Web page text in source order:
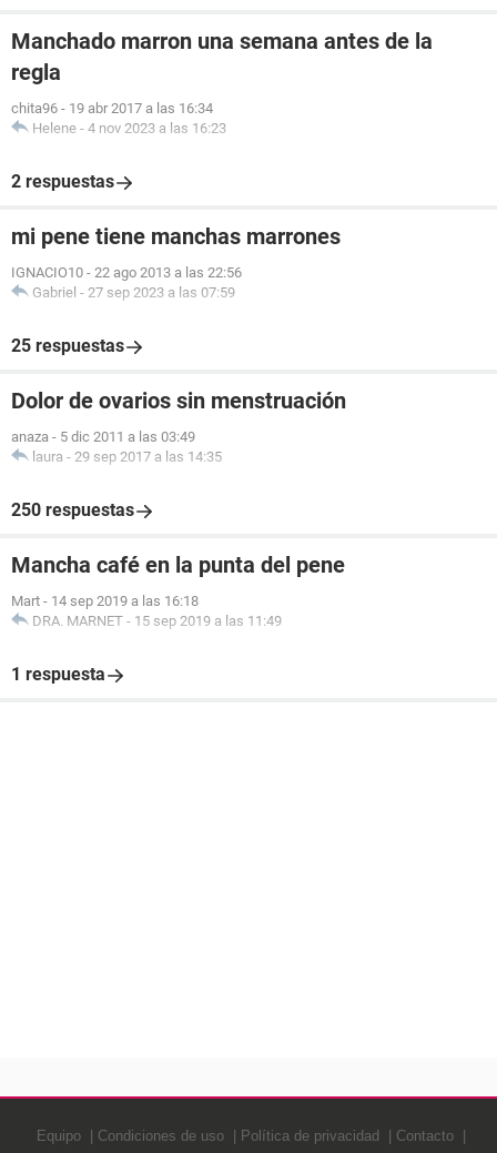
Manchado marron una semana antes de la
regla
chita96 - 19 abr 2017 a las 16:34
Helene - 4 nov 2023 a las 16:23
2 respuestas
mi pene tiene manchas marrones
IGNACIO10 - 22 ago 2013 a las 22:56
Gabriel - 27 sep 2023 a las 07:59
25 respuestas
Dolor de ovarios sin menstruación
anaza - 5 dic 2011 a las 03:49
laura - 29 sep 2017 a las 14:35
250 respuestas
Mancha café en la punta del pene
Mart - 14 sep 2019 a las 16:18
DRA. MARNET - 15 sep 2019 a las 11:49
1 respuesta
Equipo Condiciones de uso Política de privacidad Contacto